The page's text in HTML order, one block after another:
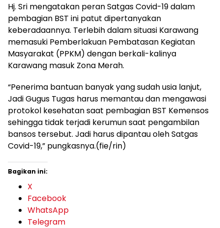
Hj. Sri mengatakan peran Satgas Covid-19 dalam
pembagian BST ini patut dipertanyakan
keberadaannya. Terlebih dalam situasi Karawang
memasuki Pemberlakuan Pembatasan Kegiatan
Masyarakat (PPKM) dengan berkali-kalinya
Karawang masuk Zona Merah.
“Penerima bantuan banyak yang sudah usia lanjut,
Jadi Gugus Tugas harus memantau dan mengawasi
protokol kesehatan saat pembagian BST Kemensos
sehingga tidak terjadi kerumun saat pengambilan
bansos tersebut. Jadi harus dipantau oleh Satgas
Covid-19,” pungkasnya.(fie/rin)
Bagikan ini:
X
Facebook
WhatsApp
Telegram